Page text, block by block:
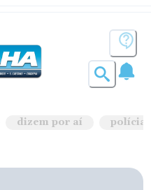
dizem por aí polícia